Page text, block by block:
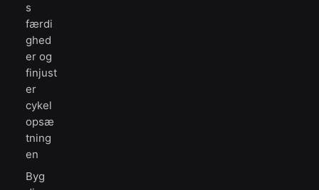
s
færdi
ghed
er og
finjust
er
cykel
opsæ
tning
en
Byg